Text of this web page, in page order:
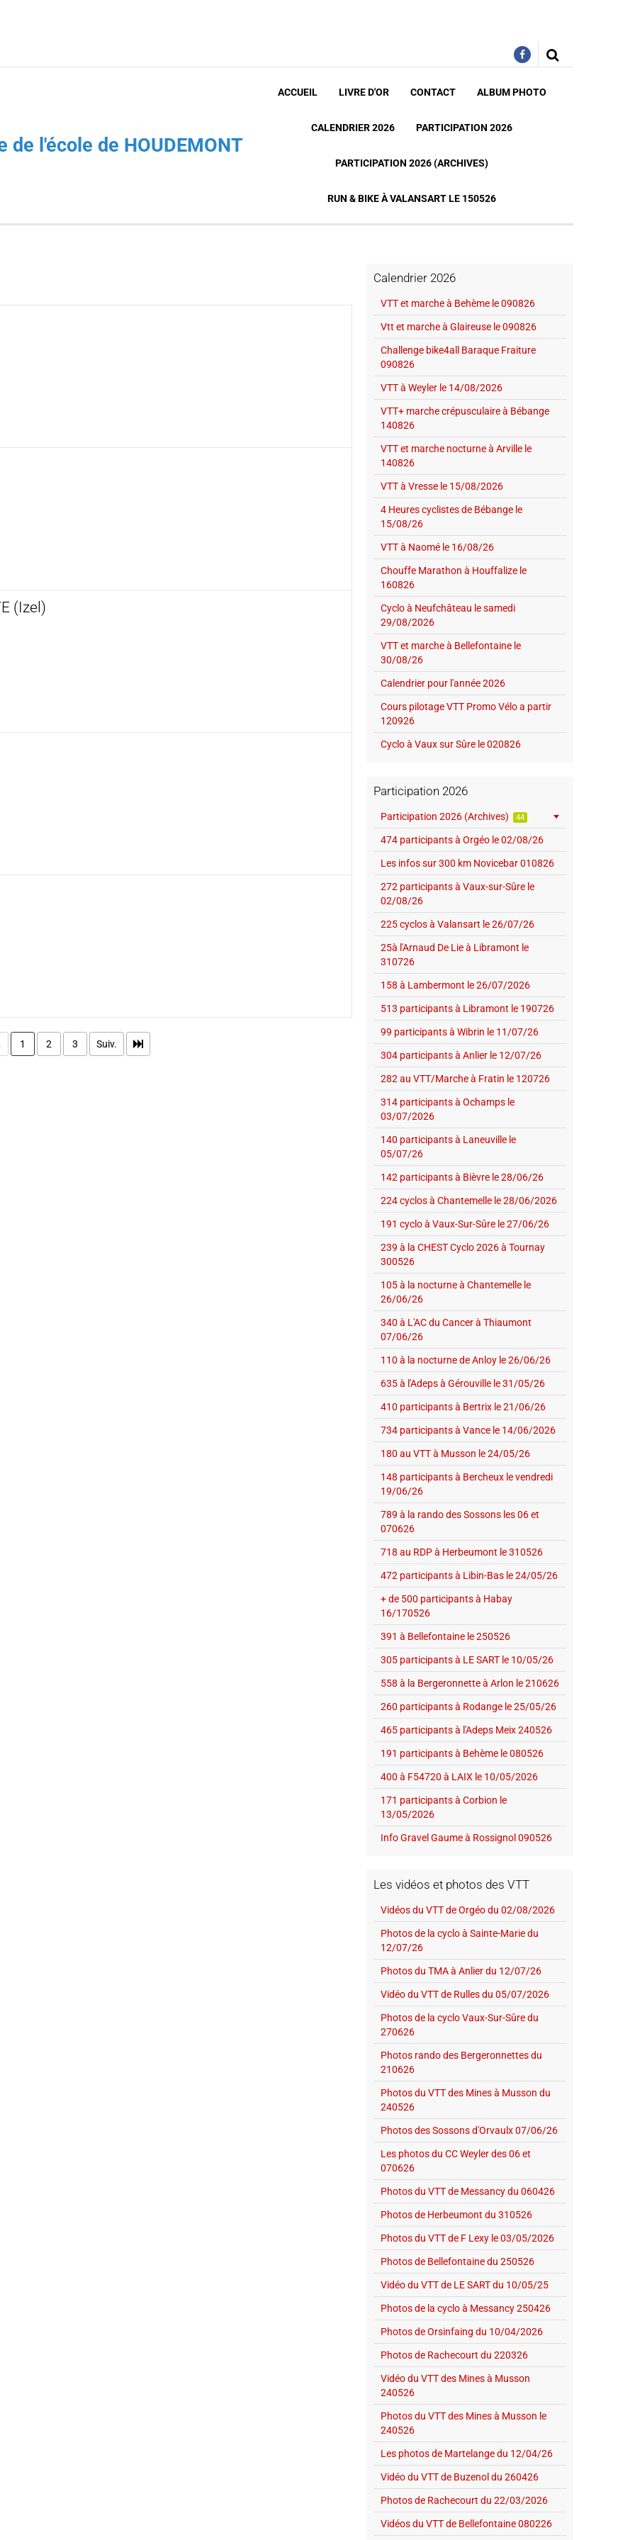
l'école de HOUDEMONT
ACCUEIL LIVRE D'OR CONTACT ALBUM PHOTO
CALENDRIER 2026 PARTICIPATION 2026
PARTICIPATION 2026 (ARCHIVES)
RUN & BIKE À VALANSART LE 150526
(Izel)
1 2 3 Suiv.
Calendrier 2026
VTT et marche à Behème le 090826
Vtt et marche à Glaireuse le 090826
Challenge bike4all Baraque Fraiture
090826
VTT à Weyler le 14/08/2026
VTT+ marche crépusculaire à Bébange
140826
VTT et marche nocturne à Arville le
140826
VTT à Vresse le 15/08/2026
4 Heures cyclistes de Bébange le
15/08/26
VTT à Naomé le 16/08/26
Chouffe Marathon à Houffalize le
160826
Cyclo à Neufchâteau le samedi
29/08/2026
VTT et marche à Bellefontaine le
30/08/26
Calendrier pour l'année 2026
Cours pilotage VTT Promo Vélo a partir
120926
Cyclo à Vaux sur Sûre le 020826
Participation 2026
Participation 2026 (Archives) 44
474 participants à Orgéo le 02/08/26
Les infos sur 300 km Novicebar 010826
272 participants à Vaux-sur-Sûre le
02/08/26
225 cyclos à Valansart le 26/07/26
25à l'Arnaud De Lie à Libramont le
310726
158 à Lambermont le 26/07/2026
513 participants à Libramont le 190726
99 participants à Wibrin le 11/07/26
304 participants à Anlier le 12/07/26
282 au VTT/Marche à Fratin le 120726
314 participants à Ochamps le
03/07/2026
140 participants à Laneuville le
05/07/26
142 participants à Bièvre le 28/06/26
224 cyclos à Chantemelle le 28/06/2026
191 cyclo à Vaux-Sur-Sûre le 27/06/26
239 à la CHEST Cyclo 2026 à Tournay
300526
105 à la nocturne à Chantemelle le
26/06/26
340 à L'AC du Cancer à Thiaumont
07/06/26
110 à la nocturne de Anloy le 26/06/26
635 à l'Adeps à Gérouville le 31/05/26
410 participants à Bertrix le 21/06/26
734 participants à Vance le 14/06/2026
180 au VTT à Musson le 24/05/26
148 participants à Bercheux le vendredi
19/06/26
789 à la rando des Sossons les 06 et
070626
718 au RDP à Herbeumont le 310526
472 participants à Libin-Bas le 24/05/26
+ de 500 participants à Habay
16/170526
391 à Bellefontaine le 250526
305 participants à LE SART le 10/05/26
558 à la Bergeronnette à Arlon le 210626
260 participants à Rodange le 25/05/26
465 participants à l'Adeps Meix 240526
191 participants à Behème le 080526
400 à F54720 à LAIX le 10/05/2026
171 participants à Corbion le
13/05/2026
Info Gravel Gaume à Rossignol 090526
Les vidéos et photos des VTT
Vidéos du VTT de Orgéo du 02/08/2026
Photos de la cyclo à Sainte-Marie du
12/07/26
Photos du TMA à Anlier du 12/07/26
Vidéo du VTT de Rulles du 05/07/2026
Photos de la cyclo Vaux-Sur-Sûre du
270626
Photos rando des Bergeronnettes du
210626
Photos du VTT des Mines à Musson du
240526
Photos des Sossons d'Orvaulx 07/06/26
Les photos du CC Weyler des 06 et
070626
Photos du VTT de Messancy du 060426
Photos de Herbeumont du 310526
Photos du VTT de F Lexy le 03/05/2026
Photos de Bellefontaine du 250526
Vidéo du VTT de LE SART du 10/05/25
Photos de la cyclo à Messancy 250426
Photos de Orsinfaing du 10/04/2026
Photos de Rachecourt du 220326
Vidéo du VTT des Mines à Musson
240526
Photos du VTT des Mines à Musson le
240526
Les photos de Martelange du 12/04/26
Vidéo du VTT de Buzenol du 260426
Photos de Rachecourt du 22/03/2026
Vidéos du VTT de Bellefontaine 080226